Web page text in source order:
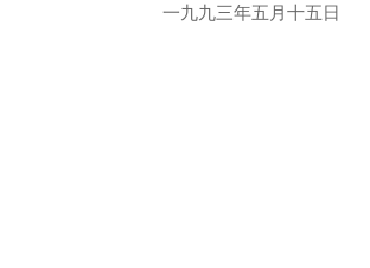
一九九三年五月十五日